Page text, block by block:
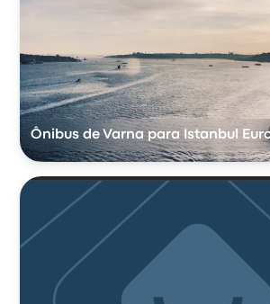
Ônibus de Varna para Istanbul